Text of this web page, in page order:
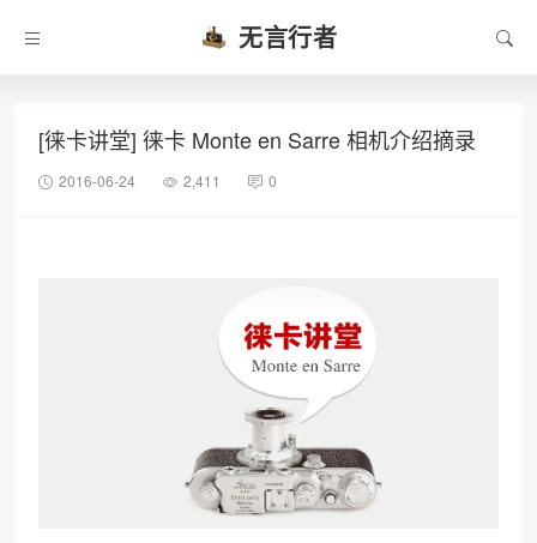
无言行者
[徕卡讲堂] 徕卡 Monte en Sarre 相机介绍摘录
2016-06-24 2,411 0